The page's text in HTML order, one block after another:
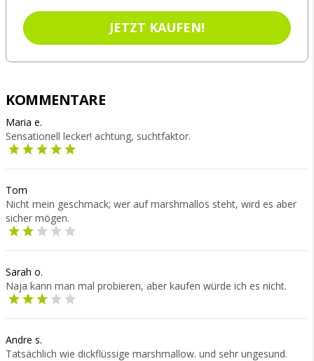
JETZT KAUFEN!
KOMMENTARE
Maria e.
Sensationell lecker! achtung, suchtfaktor.
Tom
Nicht mein geschmack; wer auf marshmallos steht, wird es aber
sicher mögen.
Sarah o.
Naja kann man mal probieren, aber kaufen würde ich es nicht.
Andre s.
Tatsächlich wie dickflüssige marshmallow. und sehr ungesund.